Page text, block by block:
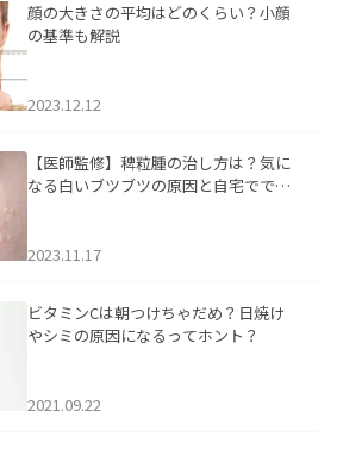
顔の大きさの平均はどのくらい？小顔
の基準も解説
2023.12.12
【医師監修】稗粒腫の治し方は？気に
なる白いブツブツの原因と自宅ででき
2023.11.17
ビタミンCは朝つけちゃだめ？日焼け
やシミの原因になるってホント？
2021.09.22